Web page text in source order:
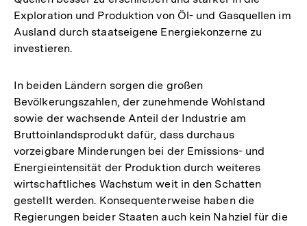
Exploration und Produktion von Öl- und Gasquellen im
Ausland durch staatseigene Energiekonzerne zu
investieren.
In beiden Ländern sorgen die großen
Bevölkerungszahlen, der zunehmende Wohlstand
sowie der wachsende Anteil der Industrie am
Bruttoinlandsprodukt dafür, dass durchaus
vorzeigbare Minderungen bei der Emissions- und
Energieintensität der Produktion durch weiteres
wirtschaftliches Wachstum weit in den Schatten
gestellt werden. Konsequenterweise haben die
Regierungen beider Staaten auch kein Nahziel für die